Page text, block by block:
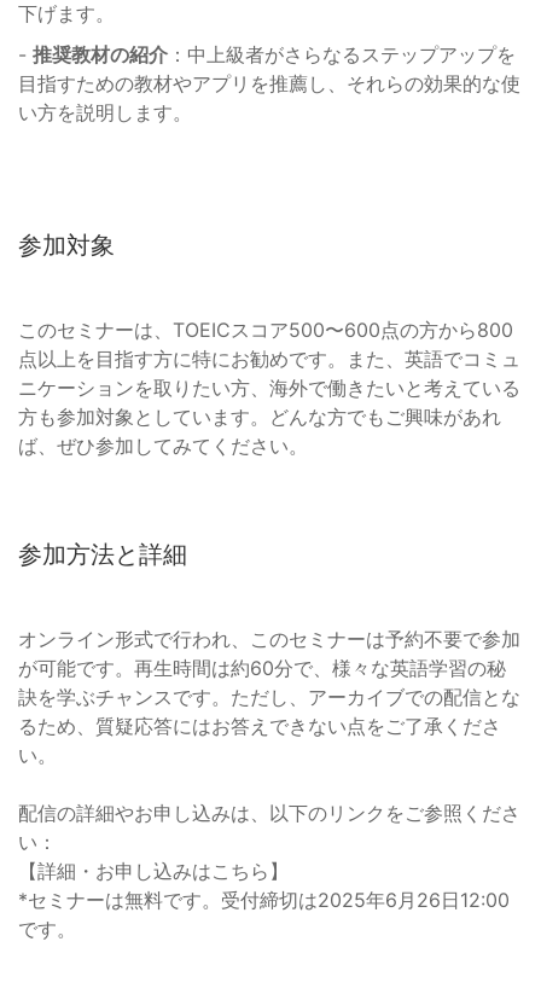
下げます。
- 推奨教材の紹介 ：中上級者がさらなるステップアップを
目指すための教材やアプリを推薦し、それらの効果的な使
い方を説明します。
参加対象
このセミナーは、TOEICスコア500〜600点の方から800
点以上を目指す方に特にお勧めです。また、英語でコミュ
ニケーションを取りたい方、海外で働きたいと考えている
方も参加対象としています。どんな方でもご興味があれ
ば、ぜひ参加してみてください。
参加方法と詳細
オンライン形式で行われ、このセミナーは予約不要で参加
が可能です。再生時間は約60分で、様々な英語学習の秘
訣を学ぶチャンスです。ただし、アーカイブでの配信とな
るため、質疑応答にはお答えできない点をご了承くださ
い。
配信の詳細やお申し込みは、以下のリンクをご参照くださ
い：
【詳細・お申し込みはこちら】
*セミナーは無料です。受付締切は2025年6月26日12:00
です。